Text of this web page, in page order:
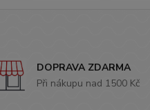
DOPRAVA ZDARMA
Při nákupu nad 1500 Kč